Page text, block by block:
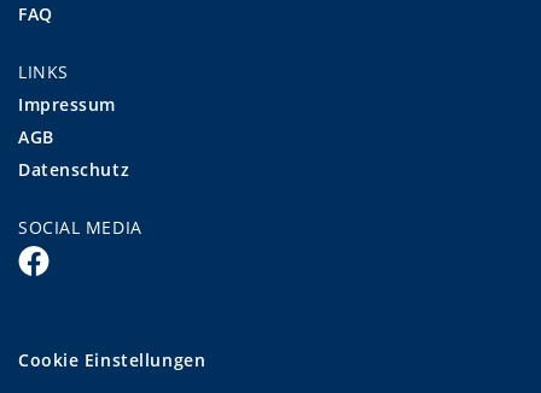
FAQ
LINKS
Impressum
AGB
Datenschutz
SOCIAL MEDIA
Cookie Einstellungen